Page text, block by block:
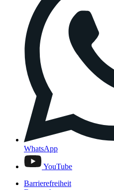
WhatsApp
YouTube
Barrierefreiheit